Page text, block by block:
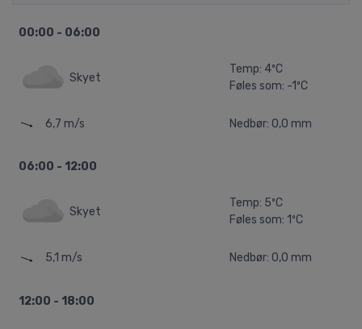
00:00 - 06:00
Skyet
Temp: 4ºC
Føles som: -1ºC
6,7 m/s Nedbør: 0,0 mm
06:00 - 12:00
Skyet
Temp: 5ºC
Føles som: 1ºC
5,1 m/s Nedbør: 0,0 mm
12:00 - 18:00